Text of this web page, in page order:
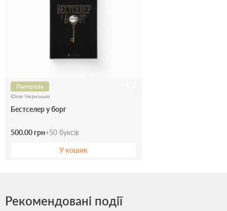
Паперова
Юлія Чернінька
Бестселер у борг
500.00 грн+50 буксів
У кошик
Рекомендовані події